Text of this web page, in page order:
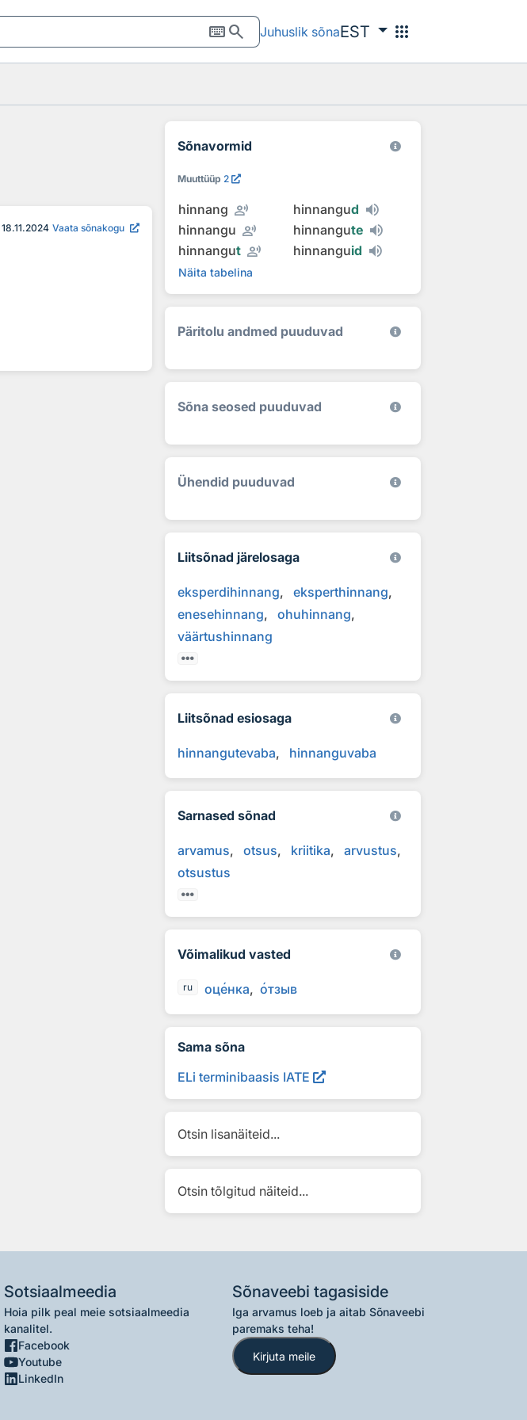
keyboardsearch Juhuslik sõnaEST apps
18.11.2024 Vaata sõnakogu
Sõnavormid
Muuttüüp 2
hinnang record_voice_over hinnangud
hinnangu record_voice_over hinnangute
hinnangut record_voice_over hinnanguid
Näita tabelina
Päritolu andmed puuduvad
Sõna seosed puuduvad
Ühendid puuduvad
Liitsõnad järelosaga
eksperdihinnang
eksperthinnang
enesehinnang
ohuhinnang
väärtushinnang
Liitsõnad esiosaga
hinnangutevaba hinnanguvaba
Sarnased sõnad
arvamus otsus kriitika
arvustus
otsustus
Võimalikud vasted
ru оценка отзыв
Sama sõna
ELi terminibaasis IATE
Otsin lisanäiteid...
Otsin tõlgitud näiteid...
Sotsiaalmeedia
Hoia pilk peal meie sotsiaalmeedia
kanalitel.
Facebook
Youtube
LinkedIn
Sõnaveebi tagasiside
Iga arvamus loeb ja aitab Sõnaveebi
paremaks teha!
Kirjuta meile